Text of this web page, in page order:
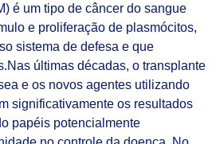
é um tipo de câncer do sangue
e proliferação de plasmócitos,
sistema de defesa e que
últimas décadas, o transplante
e os novos agentes utilizando
significativamente os resultados
papéis potencialmente